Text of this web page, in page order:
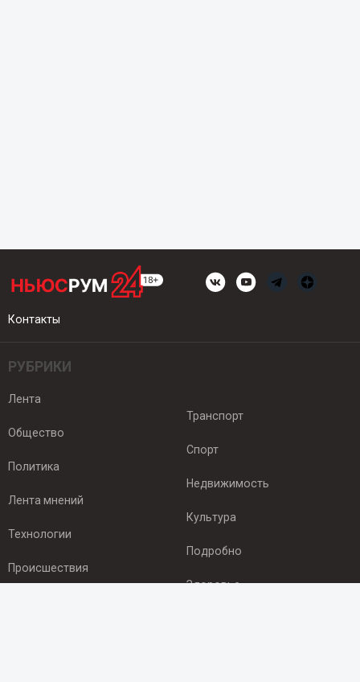
Контакты
РУБРИКИ
Лента
Общество
Политика
Лента мнений
Технологии
Происшествия
Транспорт
Спорт
Недвижимость
Культура
Подробно
Здоровье